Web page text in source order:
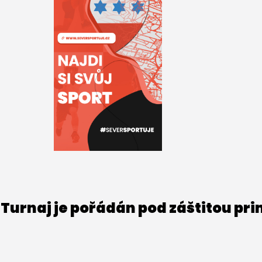
Turnaj je pořádán pod záštitou